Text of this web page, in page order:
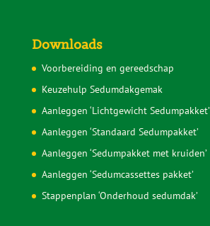
Downloads
Voorbereiding en gereedschap
Keuzehulp Sedumdakgemak
Aanleggen ‘Lichtgewicht Sedumpakket’
Aanleggen ‘Standaard Sedumpakket’
Aanleggen ‘Sedumpakket met kruiden’
Aanleggen ‘Sedumcassettes pakket’
Stappenplan ‘Onderhoud sedumdak’